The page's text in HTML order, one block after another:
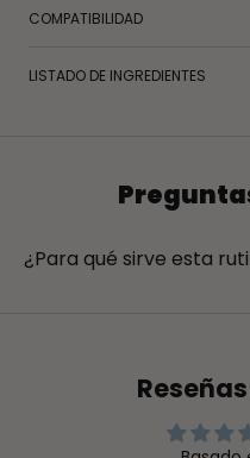
COMPATIBILIDAD
LISTADO DE INGREDIENTES
¿Para qué sirve esta